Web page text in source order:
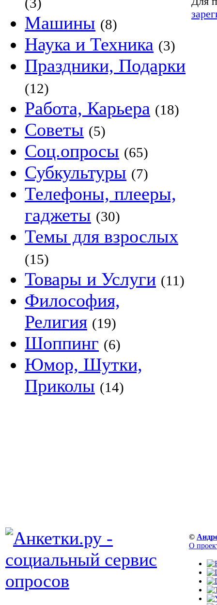
Машины (8)
Наука и Техника (3)
Праздники, Подарки
(12)
Работа, Карьера (18)
Советы (5)
Соц.опросы (65)
Субкультуры (7)
Телефоны, плееры,
гаджеты (30)
Темы для взрослых
(15)
Товары и Услуги (11)
Философия,
Религия (19)
Шоппинг (6)
Юмор, Шутки,
Приколы (14)
©
О